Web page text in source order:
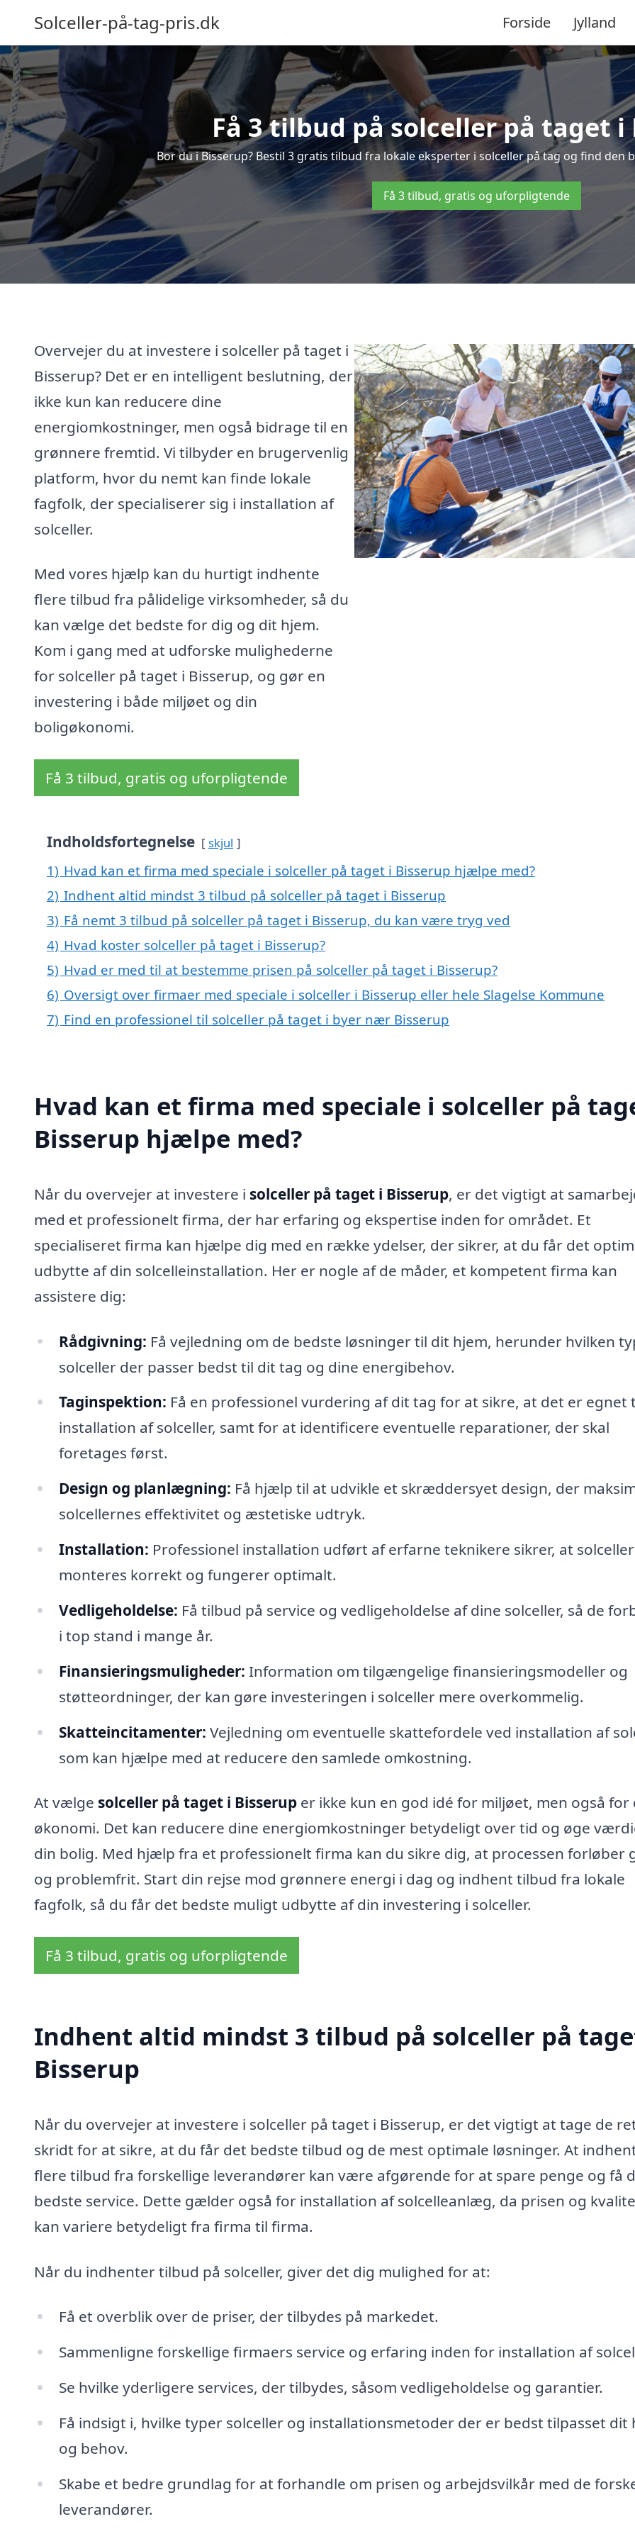
Solceller-på-tag-pris.dk Forside Jylland
Få 3 tilbud på solceller på taget i
Bor du i Bisserup? Bestil 3 gratis tilbud fra lokale eksperter i solceller på tag og find den
Få 3 tilbud, gratis og uforpligtende
Overvejer du at investere i solceller på taget i
Bisserup? Det er en intelligent beslutning, der
ikke kun kan reducere dine
energiomkostninger, men også bidrage til en
grønnere fremtid. Vi tilbyder en brugervenlig
platform, hvor du nemt kan finde lokale
fagfolk, der specialiserer sig i installation af
solceller.
Med vores hjælp kan du hurtigt indhente
flere tilbud fra pålidelige virksomheder, så du
kan vælge det bedste for dig og dit hjem.
Kom i gang med at udforske mulighederne
for solceller på taget i Bisserup, og gør en
investering i både miljøet og din
boligøkonomi.
Få 3 tilbud, gratis og uforpligtende
Indholdsfortegnelse skjul
1) Hvad kan et firma med speciale i solceller på taget i Bisserup hjælpe med?
2) Indhent altid mindst 3 tilbud på solceller på taget i Bisserup
3) Få nemt 3 tilbud på solceller på taget i Bisserup, du kan være tryg ved
4) Hvad koster solceller på taget i Bisserup?
5) Hvad er med til at bestemme prisen på solceller på taget i Bisserup?
6) Oversigt over firmaer med speciale i solceller i Bisserup eller hele Slagelse Kommune
7) Find en professionel til solceller på taget i byer nær Bisserup
Hvad kan et firma med speciale i solceller på
Bisserup hjælpe med?
Når du overvejer at investere i solceller på taget i Bisserup, er det vigtigt at
med et professionelt firma, der har erfaring og ekspertise inden for området. Et
specialiseret firma kan hjælpe dig med en række ydelser, der sikrer, at du får det
udbytte af din solcelleinstallation. Her er nogle af de måder, et kompetent firma kan
assistere dig:
Rådgivning: Få vejledning om de bedste løsninger til dit hjem, herunder hvilken
solceller der passer bedst til dit tag og dine energibehov.
Taginspektion: Få en professionel vurdering af dit tag for at sikre, at det er egnet
installation af solceller, samt for at identificere eventuelle reparationer, der skal
foretages først.
Design og planlægning: Få hjælp til at udvikle et skræddersyet design, der
solcellernes effektivitet og æstetiske udtryk.
Installation: Professionel installation udført af erfarne teknikere sikrer, at
monteres korrekt og fungerer optimalt.
Vedligeholdelse: Få tilbud på service og vedligeholdelse af dine solceller, så de
i top stand i mange år.
Finansieringsmuligheder: Information om tilgængelige finansieringsmodeller og
støtteordninger, der kan gøre investeringen i solceller mere overkommelig.
Skatteincitamenter: Vejledning om eventuelle skattefordele ved installation af
som kan hjælpe med at reducere den samlede omkostning.
At vælge solceller på taget i Bisserup er ikke kun en god idé for miljøet, men også for
økonomi. Det kan reducere dine energiomkostninger betydeligt over tid og øge
din bolig. Med hjælp fra et professionelt firma kan du sikre dig, at processen forløber
og problemfrit. Start din rejse mod grønnere energi i dag og indhent tilbud fra lokale
fagfolk, så du får det bedste muligt udbytte af din investering i solceller.
Få 3 tilbud, gratis og uforpligtende
Indhent altid mindst 3 tilbud på solceller på
Bisserup
Når du overvejer at investere i solceller på taget i Bisserup, er det vigtigt at tage de
skridt for at sikre, at du får det bedste tilbud og de mest optimale løsninger. At
flere tilbud fra forskellige leverandører kan være afgørende for at spare penge og få
bedste service. Dette gælder også for installation af solcelleanlæg, da prisen og
kan variere betydeligt fra firma til firma.
Når du indhenter tilbud på solceller, giver det dig mulighed for at:
Få et overblik over de priser, der tilbydes på markedet.
Sammenligne forskellige firmaers service og erfaring inden for installation af
Se hvilke yderligere services, der tilbydes, såsom vedligeholdelse og garantier.
Få indsigt i, hvilke typer solceller og installationsmetoder der er bedst tilpasset dit
og behov.
Skabe et bedre grundlag for at forhandle om prisen og arbejdsvilkår med de
leverandører.